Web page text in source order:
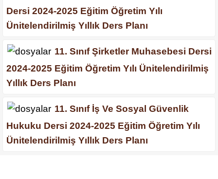
Dersi 2024-2025 Eğitim Öğretim Yılı
Ünitelendirilmiş Yıllık Ders Planı
11. Sınıf Şirketler Muhasebesi Dersi
2024-2025 Eğitim Öğretim Yılı Ünitelendirilmiş
Yıllık Ders Planı
11. Sınıf İş Ve Sosyal Güvenlik
Hukuku Dersi 2024-2025 Eğitim Öğretim Yılı
Ünitelendirilmiş Yıllık Ders Planı